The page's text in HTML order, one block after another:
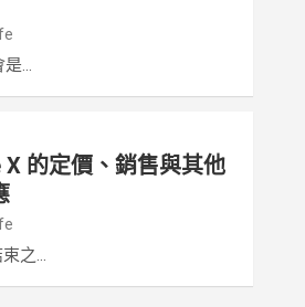
...
的定價、銷售與其他
之...